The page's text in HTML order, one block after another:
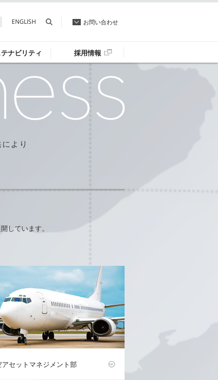
ENGLISH お問い合わせ
ナビリティ 採用情報
より
しています。
アセットマネジメント部